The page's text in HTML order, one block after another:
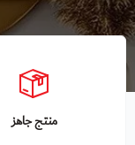
منتج جاهز